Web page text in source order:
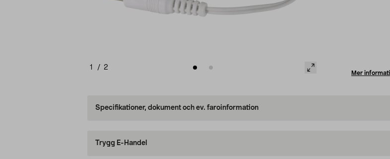
1 / 2
Mer
Specifikationer, dokument och ev. faroinformation
Trygg E-Handel